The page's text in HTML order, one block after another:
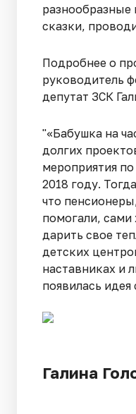
разнообразные
сказки,
Подробнее о
руководитель
депутат ЗСК
"«Бабушка на
долгих
мероприятия
2018 году.
что
помогали, сами
дарить свое
детских
наставниках и
появилась идея
Галина